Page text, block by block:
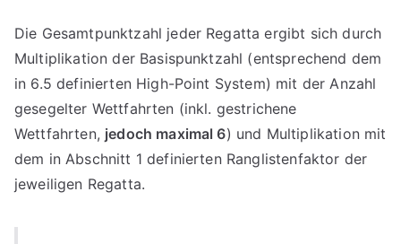
Die Gesamtpunktzahl jeder Regatta ergibt sich durch
Multiplikation der Basispunktzahl (entsprechend dem
in 6.5 definierten High-Point System) mit der Anzahl
gesegelter Wettfahrten (inkl. gestrichene
Wettfahrten, jedoch maximal 6) und Multiplikation mit
dem in Abschnitt 1 definierten Ranglistenfaktor der
jeweiligen Regatta.